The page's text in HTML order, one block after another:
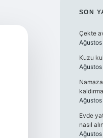
SON
Çekte
Kuzu
Evde
nasıl